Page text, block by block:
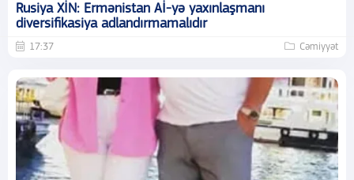
Rusiya XİN: Ermənistan Aİ-yə yaxınlaşmanı
diversifikasiya adlandırmamalıdır
17:37 Cəmiyyət